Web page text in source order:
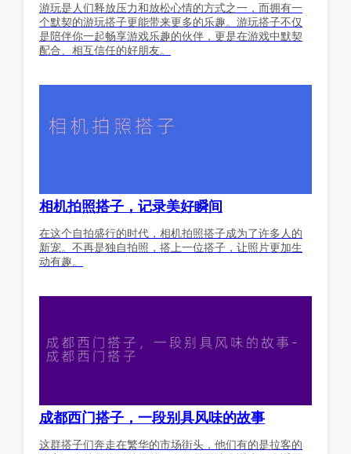
游玩是人们释放压力和放松心情的方式之一，而拥有一
个默契的游玩搭子更能带来更多的乐趣。游玩搭子不仅
是陪伴你一起畅享游戏乐趣的伙伴，更是在游戏中默契
配合、相互信任的好朋友。
相机拍照搭子，记录美好瞬间
在这个自拍盛行的时代，相机拍照搭子成为了许多人的
新宠。不再是独自拍照，搭上一位搭子，让照片更加生
动有趣。
成都西门搭子，一段别具风味的故事
这群搭子们奔走在繁华的市场街头，他们有的是拉客的